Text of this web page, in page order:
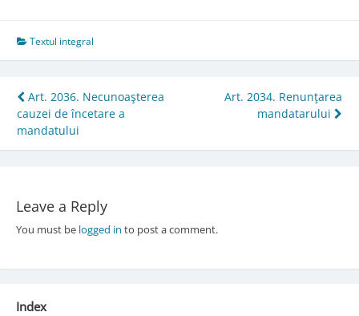
Textul integral
Post
navigation
Art. 2036. Necunoaşterea
cauzei de încetare a
mandatului
Art. 2034. Renunţarea
mandatarului
Leave a Reply
You must be logged in to post a comment.
Index